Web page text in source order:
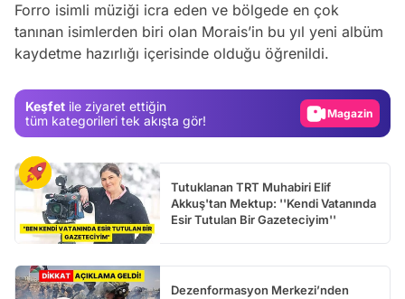
Forro isimli müziği icra eden ve bölgede en çok
tanınan isimlerden biri olan Morais’in bu yıl yeni albüm
kaydetme hazırlığı içerisinde olduğu öğrenildi.
Keşfet ile ziyaret ettiğin
tüm kategorileri tek akışta gör!
Video
Magazin
Tutuklanan TRT Muhabiri Elif
Akkuş'tan Mektup: ''Kendi Vatanında
Esir Tutulan Bir Gazeteciyim''
Dezenformasyon Merkezi’nden